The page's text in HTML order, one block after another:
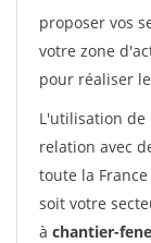
proposer vos
votre zone
pour réaliser
L'utilisation de
relation avec
toute la
soit votre
à chantier-